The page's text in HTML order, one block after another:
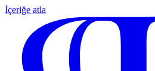
İçeriğe atla